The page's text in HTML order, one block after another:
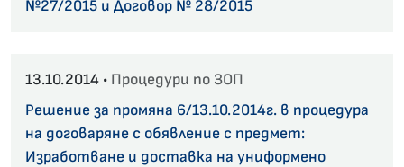
№27/2015 и Договор № 28/2015
13.10.2014 • Процедури по ЗОП
Решение за промяна 6/13.10.2014г. в процедура
на договаряне с обявление с предмет:
Изработване и доставка на униформено